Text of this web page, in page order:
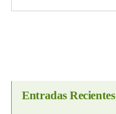
Entradas Recientes